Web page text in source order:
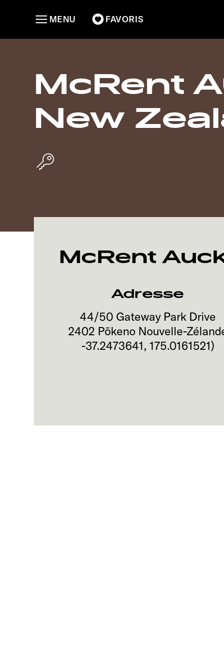
FAVORIS
MENU
McRent
New
McRent
Adresse
44/50 Gateway Park Drive
2402 Pōkeno Nouvelle-
-37.2473641, 175.0161521)